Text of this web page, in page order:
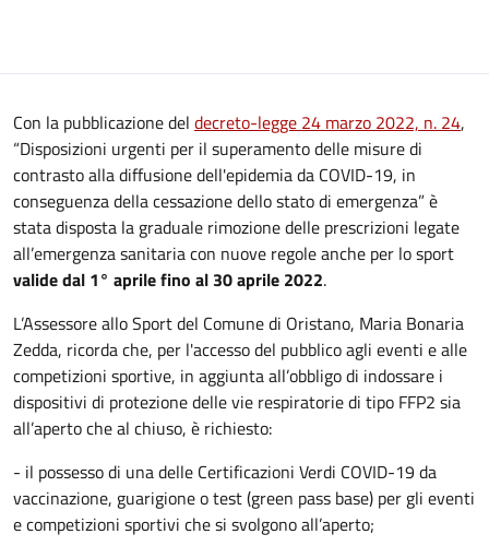
Con la pubblicazione del decreto-legge 24 marzo 2022, n. 24,
“Disposizioni urgenti per il superamento delle misure di
contrasto alla diffusione dell'epidemia da COVID-19, in
conseguenza della cessazione dello stato di emergenza” è
stata disposta la graduale rimozione delle prescrizioni legate
all’emergenza sanitaria con nuove regole anche per lo sport
valide dal 1° aprile fino al 30 aprile 2022.
L’Assessore allo Sport del Comune di Oristano, Maria Bonaria
Zedda, ricorda che, per l'accesso del pubblico agli eventi e alle
competizioni sportive, in aggiunta all’obbligo di indossare i
dispositivi di protezione delle vie respiratorie di tipo FFP2 sia
all’aperto che al chiuso, è richiesto:
- il possesso di una delle Certificazioni Verdi COVID-19 da
vaccinazione, guarigione o test (green pass base) per gli eventi
e competizioni sportivi che si svolgono all’aperto;